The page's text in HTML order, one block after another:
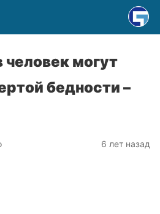
могут
бедности –
6 лет назад